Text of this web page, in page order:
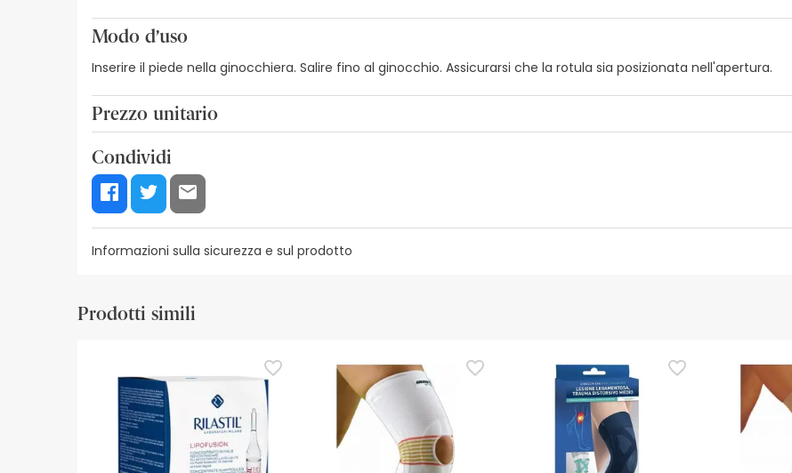
Modo d’uso
Inserire il piede nella ginocchiera. Salire fino al ginocchio. Assicurarsi che la rotula sia posizionata nell'apertura.
Prezzo unitario
Condividi
Informazioni sulla sicurezza e sul prodotto
Risorse per la sicurezza visiva
aggiornamenti. Nel frattempo, vi consigliamo di leggere le informazioni sulla sicurezza fornite con il prodotto
non esitate a contattarci. Inoltre, se lo desiderate, potete anche restituirlo seguendo i nostri
termini e condizioni.
Prodotti simili